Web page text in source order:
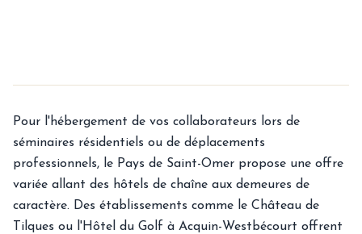
Pour l'hébergement de vos collaborateurs lors de
séminaires résidentiels ou de déplacements
professionnels, le Pays de Saint-Omer propose une offre
variée allant des hôtels de chaîne aux demeures de
caractère. Des établissements comme le Château de
Tilques ou l'Hôtel du Golf à Acquin-Westbécourt offrent